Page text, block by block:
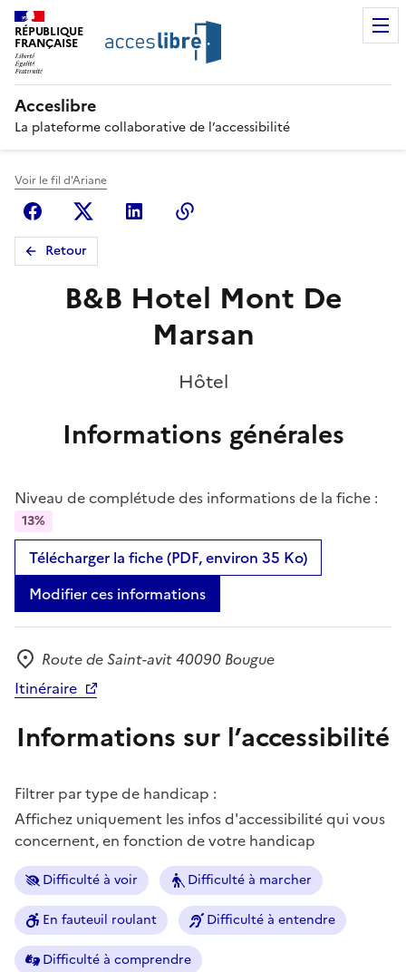
RÉPUBLIQUE
FRANÇAISE
Acceslibre
La plateforme collaborative de l’accessibilité
Voir le fil d'Ariane
FacebookX (anciennement Twitter)
Linkedin
Retour
B&B Hotel Mont De
Marsan
Hôtel
Informations générales
Niveau de complétude des informations de la fiche :
13%
Télécharger la fiche (PDF, environ 35 Ko)
Modifier ces informations
Adresse
Route de Saint-avit 40090 Bougue
Itinéraire
Informations sur l’accessibilité
Filtrer par type de handicap :
Affichez uniquement les infos d'accessibilité qui vous
concernent, en fonction de votre handicap
Difficulté à voir Difficulté à marcher
En fauteuil roulant Difficulté à entendre
Difficulté à comprendre